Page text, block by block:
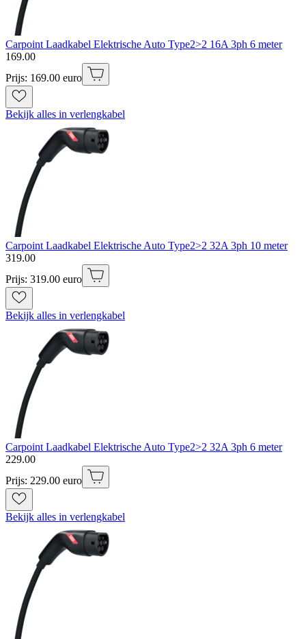
Carpoint Laadkabel Elektrische Auto Type2>2 16A 3ph 6 meter
169.00
Prijs: 169.00 euro
Bekijk alles in verlengkabel
Carpoint Laadkabel Elektrische Auto Type2>2 32A 3ph 10 meter
319.00
Prijs: 319.00 euro
Bekijk alles in verlengkabel
Carpoint Laadkabel Elektrische Auto Type2>2 32A 3ph 6 meter
229.00
Prijs: 229.00 euro
Bekijk alles in verlengkabel